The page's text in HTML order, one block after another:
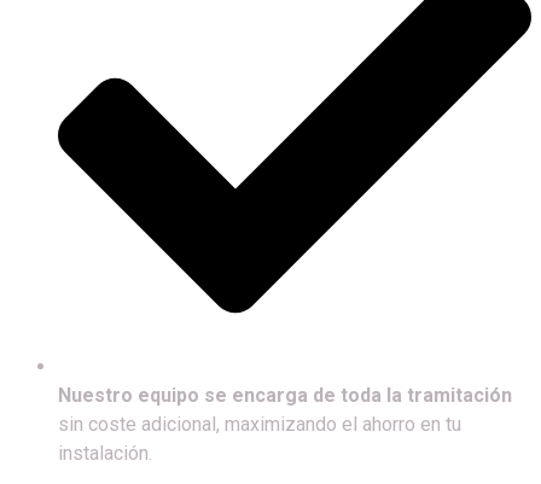
Nuestro equipo se encarga de toda la tramitación
sin coste adicional, maximizando el ahorro en tu
instalación.